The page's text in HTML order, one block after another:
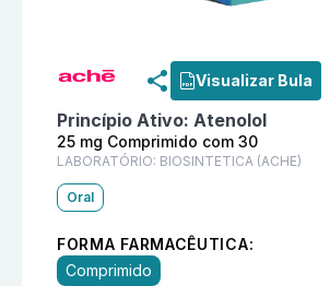
Visualizar Bula
Princípio Ativo: Atenolol
25 mg Comprimido com 30
LABORATÓRIO: BIOSINTETICA (ACHE)
Oral
FORMA FARMACÊUTICA:
Comprimido